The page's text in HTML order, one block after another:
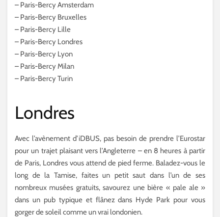
– Paris-Bercy Amsterdam
– Paris-Bercy Bruxelles
– Paris-Bercy Lille
– Paris-Bercy Londres
– Paris-Bercy Lyon
– Paris-Bercy Milan
– Paris-Bercy Turin
Londres
Avec l’avènement d’iDBUS, pas besoin de prendre l’Eurostar
pour un trajet plaisant vers l’Angleterre – en 8 heures à partir
de Paris, Londres vous attend de pied ferme. Baladez-vous le
long de la Tamise, faites un petit saut dans l’un de ses
nombreux musées gratuits, savourez une bière « pale ale »
dans un pub typique et flânez dans Hyde Park pour vous
gorger de soleil comme un vrai londonien.